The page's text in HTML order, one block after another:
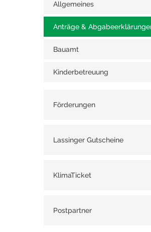
Allgemeines
Anträge &
Bauamt
Kinderbetreuung
Förderungen
Lassinger Gutscheine
KlimaTicket
Postpartner